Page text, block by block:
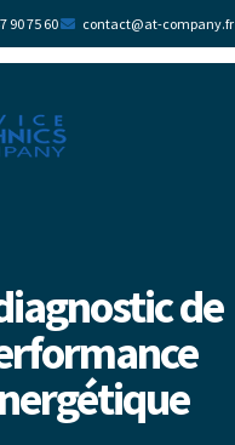
90 75 60 contact@at-company.fr
de